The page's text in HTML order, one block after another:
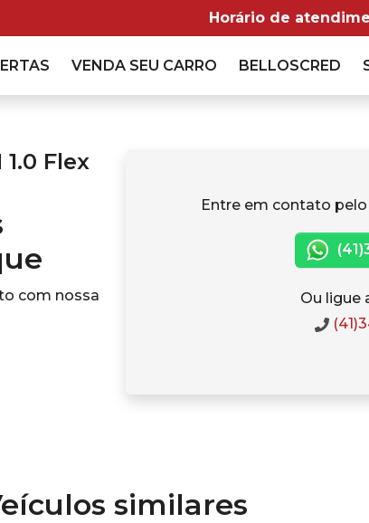
Horário de
VENDA SEU CARRO BELLOSCRED
Flex
com nossa
Entre em contato
Ou ligue
similares